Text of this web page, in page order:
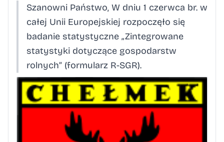
Szanowni Państwo, W dniu 1 czerwca br. w
całej Unii Europejskiej rozpoczęło się
badanie statystyczne „Zintegrowane
statystyki dotyczące gospodarstw
rolnych” (formularz R-SGR).